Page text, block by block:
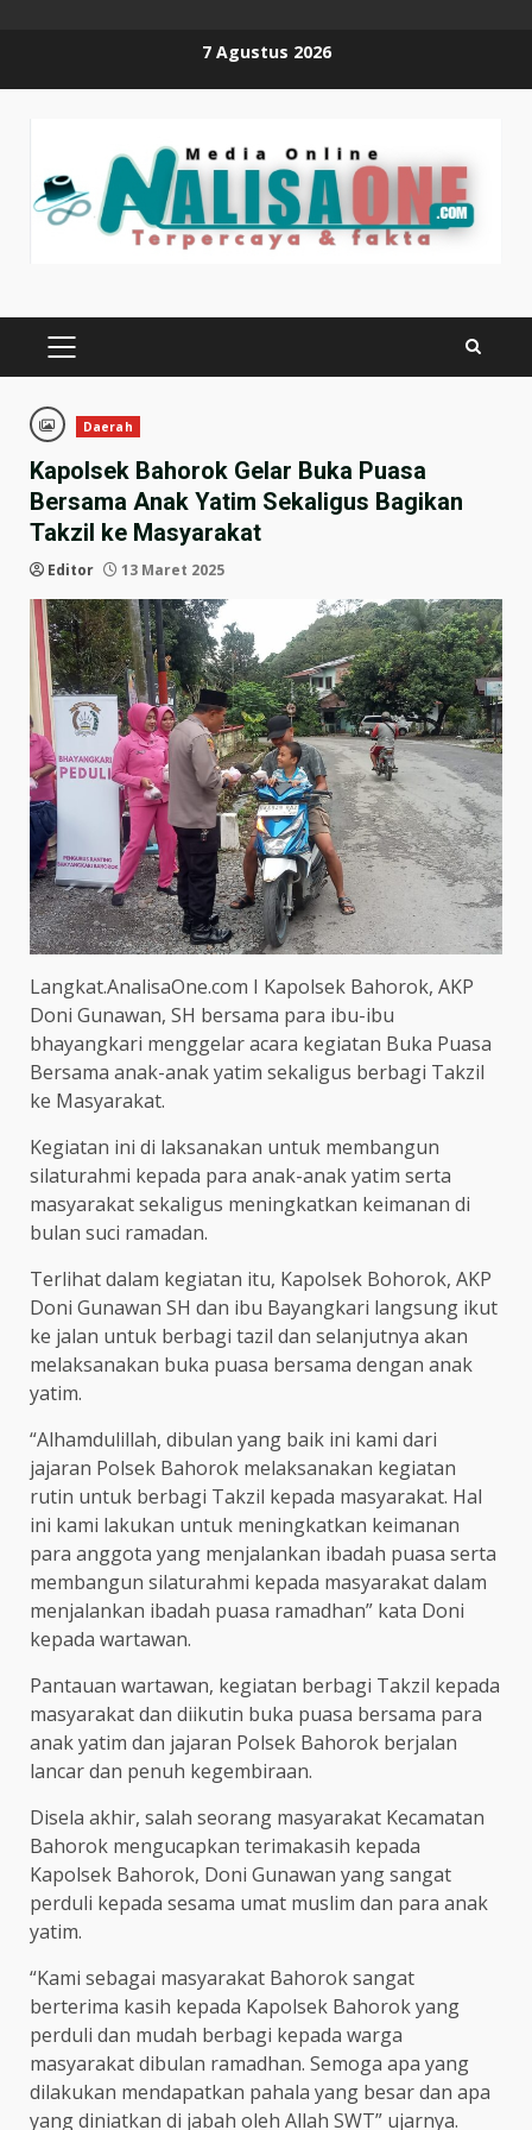
7 Agustus 2026
PRIMARY
Daerah
Kapolsek Bahorok Gelar Buka Puasa
Bersama Anak Yatim Sekaligus Bagikan
Takzil ke Masyarakat
Editor 13 Maret 2025
Langkat.AnalisaOne.com I Kapolsek Bahorok, AKP
Doni Gunawan, SH bersama para ibu-ibu
bhayangkari menggelar acara kegiatan Buka Puasa
Bersama anak-anak yatim sekaligus berbagi Takzil
ke Masyarakat.
Kegiatan ini di laksanakan untuk membangun
silaturahmi kepada para anak-anak yatim serta
masyarakat sekaligus meningkatkan keimanan di
bulan suci ramadan.
Terlihat dalam kegiatan itu, Kapolsek Bohorok, AKP
Doni Gunawan SH dan ibu Bayangkari langsung ikut
ke jalan untuk berbagi tazil dan selanjutnya akan
melaksanakan buka puasa bersama dengan anak
yatim.
“Alhamdulillah, dibulan yang baik ini kami dari
jajaran Polsek Bahorok melaksanakan kegiatan
rutin untuk berbagi Takzil kepada masyarakat. Hal
ini kami lakukan untuk meningkatkan keimanan
para anggota yang menjalankan ibadah puasa serta
membangun silaturahmi kepada masyarakat dalam
menjalankan ibadah puasa ramadhan” kata Doni
kepada wartawan.
Pantauan wartawan, kegiatan berbagi Takzil kepada
masyarakat dan diikutin buka puasa bersama para
anak yatim dan jajaran Polsek Bahorok berjalan
lancar dan penuh kegembiraan.
Disela akhir, salah seorang masyarakat Kecamatan
Bahorok mengucapkan terimakasih kepada
Kapolsek Bahorok, Doni Gunawan yang sangat
perduli kepada sesama umat muslim dan para anak
yatim.
“Kami sebagai masyarakat Bahorok sangat
berterima kasih kepada Kapolsek Bahorok yang
perduli dan mudah berbagi kepada warga
masyarakat dibulan ramadhan. Semoga apa yang
dilakukan mendapatkan pahala yang besar dan apa
yang diniatkan di jabah oleh Allah SWT” ujarnya.